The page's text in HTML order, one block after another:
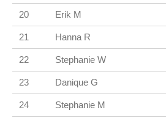
20 Erik M
21 Hanna R
22 Stephanie W
23 Danique G
24 Stephanie M